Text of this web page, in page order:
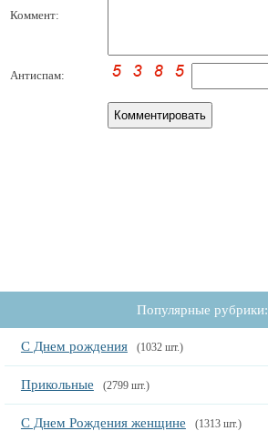
Коммент:
Антиспам:
Популярные рубрики:
С Днем рождения (1032 шт.)
Прикольные (2799 шт.)
С Днем Рождения женщине (1313 шт.)